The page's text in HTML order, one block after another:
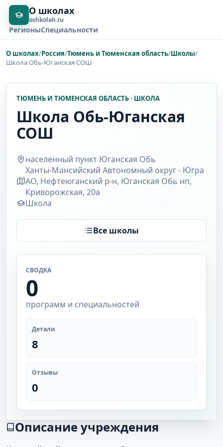
О школах
oshkolah.ru
РегионыСпециальности
О школах/Россия/Тюмень и Тюменская область/Школы/
Школа Обь-Юганская СОШ
ТЮМЕНЬ И ТЮМЕНСКАЯ ОБЛАСТЬ · ШКОЛА
Школа Обь-Юганская
СОШ
населенный пункт Юганская Обь
Ханты-Мансийский Автономный округ - Югра
АО, Нефтеюганский р-н, Юганская Обь нп,
Криворожская, 20а
Школа
Все школы
СВОДКА
0
программ и специальностей
Детали
8
Отзывы
0
Описание учреждения